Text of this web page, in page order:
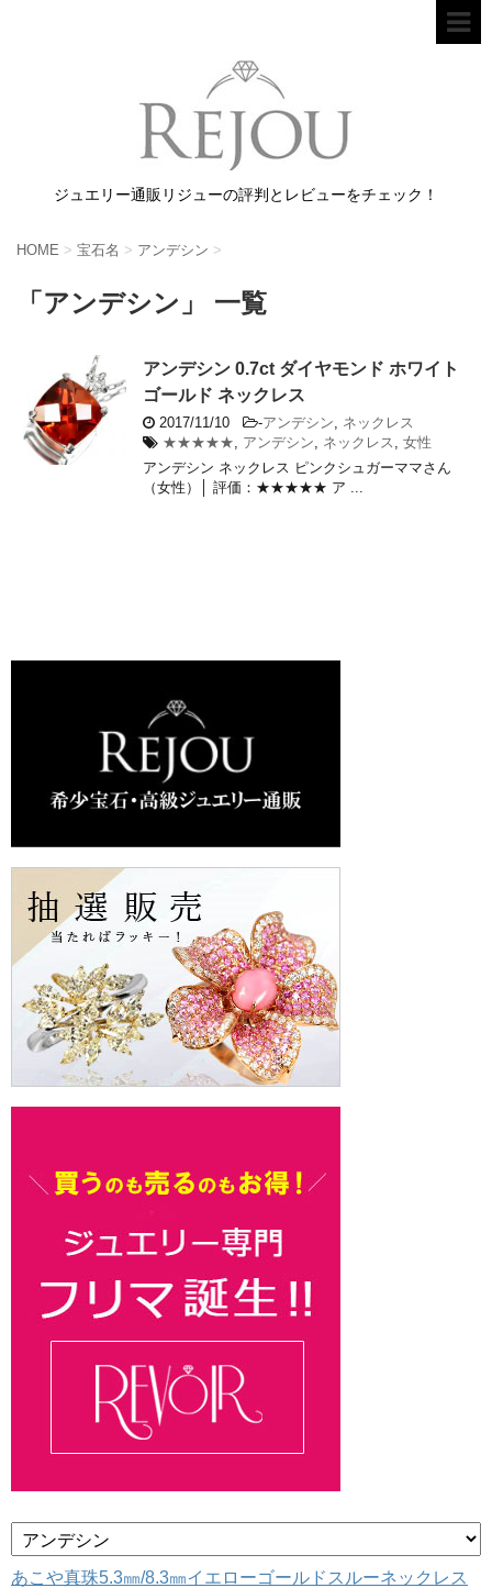
ジュエリー通販リジューの評判とレビューをチェック！
HOME > 宝石名 > アンデシン >
「アンデシン」 一覧
アンデシン 0.7ct ダイヤモンド ホワイト
ゴールド ネックレス
2017/11/10 -アンデシン, ネックレス
★★★★★, アンデシン, ネックレス , 女性
アンデシン ネックレス ピンクシュガーママさん
（女性）│ 評価：★★★★★ ア ...
カ
テ
ゴ
あこや真珠5.3㎜/8.3㎜イエローゴールドスルーネックレス